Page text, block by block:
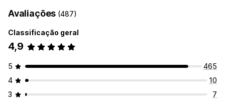
Avaliações (487)
Classificação geral
4,9
5
465
4
10
3
7